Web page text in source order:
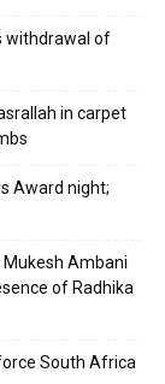
withdrawal of
in carpet
Award night;
Mukesh Ambani
of Radhika
South Africa